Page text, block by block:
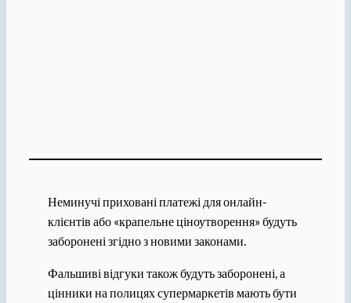
Неминучі приховані платежі для онлайн-
клієнтів або «крапельне ціноутворення» будуть
заборонені згідно з новими законами.
Фальшиві відгуки також будуть заборонені, а
цінники на полицях супермаркетів мають бути